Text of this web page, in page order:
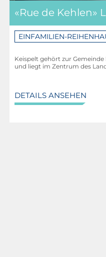
«Rue de Kehlen»
EINFAMILIEN-
Keispelt gehört zur
und liegt im Zentrum des
DETAILS ANSEHEN